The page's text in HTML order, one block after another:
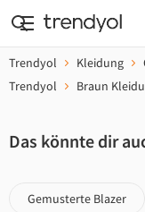
Trendyol Kleidung
Trendyol
Braun
Das könnte dir
Gemusterte Blazer